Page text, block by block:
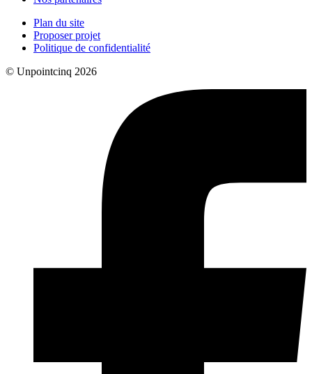
Plan du site
Proposer projet
Politique de confidentialité
© Unpointcinq 2026